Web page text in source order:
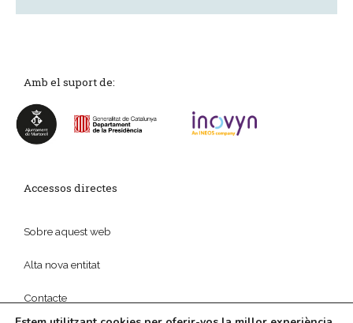
Amb el suport de:
Accessos directes
Sobre aquest web
Alta nova entitat
Contacte